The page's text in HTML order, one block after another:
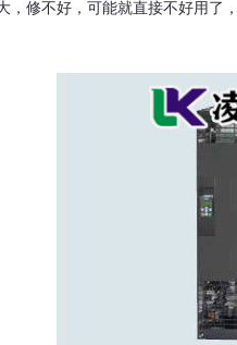
，修不好，可能就直接不好用